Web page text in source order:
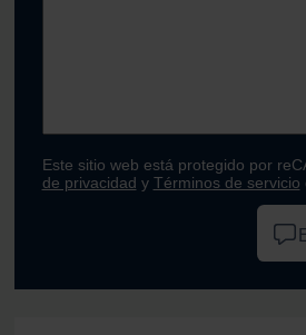
Este sitio web está protegido por
de privacidad y Términos de servicio